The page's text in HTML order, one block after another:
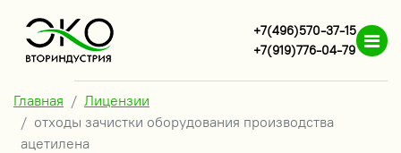
+7(496)570-37-15
+7(919)776-04-79
Главная
Лицензии
отходы зачистки оборудования производства
ацетилена